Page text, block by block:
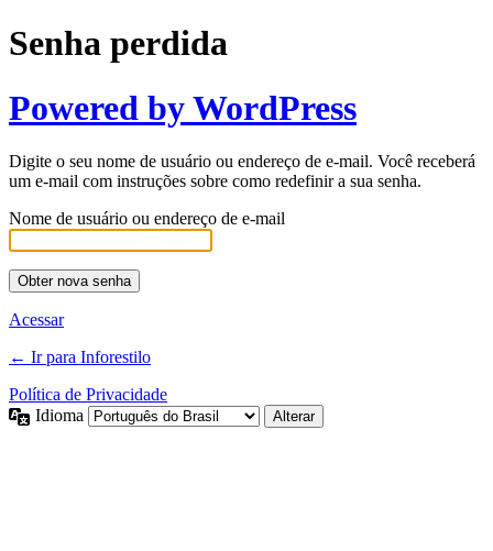
Senha perdida
Powered by WordPress
Digite o seu nome de usuário ou endereço de e-mail. Você receberá
um e-mail com instruções sobre como redefinir a sua senha.
Nome de usuário ou endereço de e-mail
Acessar
← Ir para Inforestilo
Política de Privacidade
Idioma